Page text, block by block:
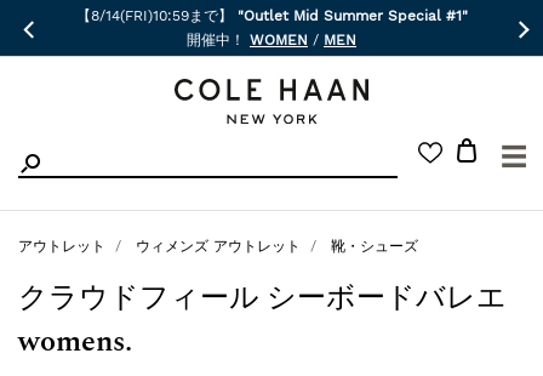
【8/14(FRI)10:59まで】
"Outlet Mid Summer Special #1"
開催中！ WOMEN / MEN
☰
アウトレット ウィメンズ アウトレット 靴・シューズ
クラウドフィール シーボードバレエ
womens.